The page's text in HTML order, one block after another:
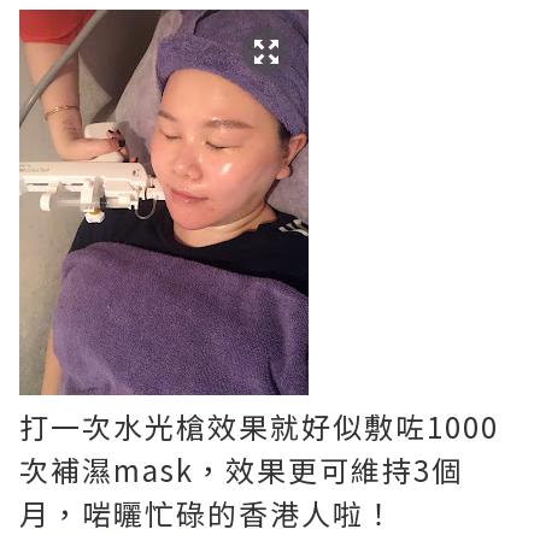
打一次水光槍效果就好似敷咗1000
次補濕mask，效果更可維持3個
月，啱曬忙碌的香港人啦！